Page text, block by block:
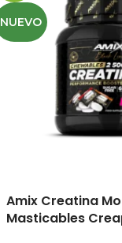
NUEVO
Amix Creatina
Masticables